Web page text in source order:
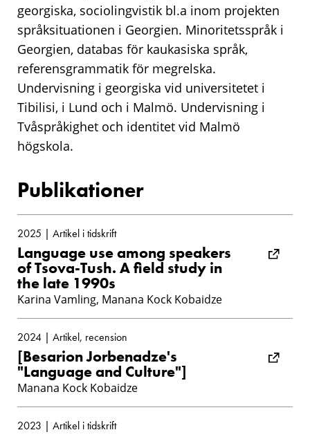
georgiska, sociolingvistik bl.a inom projekten
språksituationen i Georgien. Minoritetsspråk i
Georgien, databas för kaukasiska språk,
referensgrammatik för megrelska.
Undervisning i georgiska vid universitetet i
Tibilisi, i Lund och i Malmö. Undervisning i
Tvåspråkighet och identitet vid Malmö
högskola.
Publikationer
2025 | Artikel i tidskrift
Language use among speakers
of Tsova-Tush. A field study in
the late 1990s
Karina Vamling, Manana Kock Kobaidze
2024 | Artikel, recension
[Besarion Jorbenadze's
"Language and Culture"]
Manana Kock Kobaidze
2023 | Artikel i tidskrift